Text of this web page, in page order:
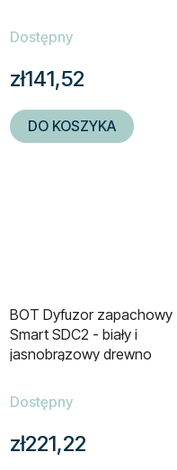
Dostępny
zł141,52
DO KOSZYKA
BOT Dyfuzor zapachowy
Smart SDC2 - biały i
jasnobrązowy drewno
Dostępny
zł221,22